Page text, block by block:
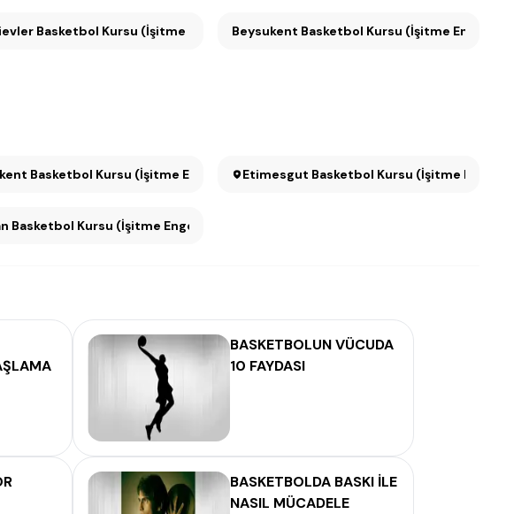
Basketbol Kursu (İşitme Engelliler için) (1) Beysukent Basketbol Kursu (İşitme Engelliler
Basketbol Kursu (İşitme Engelliler için)Etimesgut Basketbol Kursu (İşitme Engelliler
Basketbol Kursu (İşitme Engelliler için)
BASKETBOLUN VÜCUDA
10 FAYDASI
BASKETBOLDA BASKI İLE
NASIL MÜCADELE